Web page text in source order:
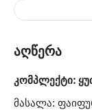
აღწერა
კომპლექტი:
მასალა: